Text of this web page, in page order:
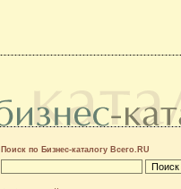
Поиск по Бизнес-каталогу Всего.RU